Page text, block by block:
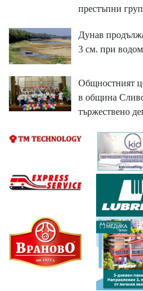
престъпни
Дунав
3 см. при
Общностният
в община
тържествено